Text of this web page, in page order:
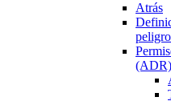
Atrás
(ADR)